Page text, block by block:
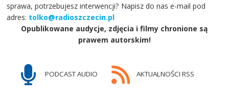
sprawa, potrzebujesz interwencji? Napisz do nas e-mail pod
adres: tolko@radioszczecin.pl
Opublikowane audycje, zdjęcia i filmy chronione są
prawem autorskim!
PODCAST AUDIO AKTUALNOŚCI RSS